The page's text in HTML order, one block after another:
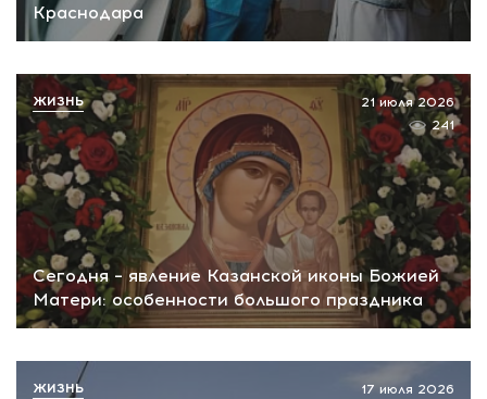
Краснодара
Сегодня – явление Казанской иконы Божией
Матери: особенности большого праздника
21 июля 2026
241
ЖИЗНЬ
17 июля 2026
ЖИЗНЬ